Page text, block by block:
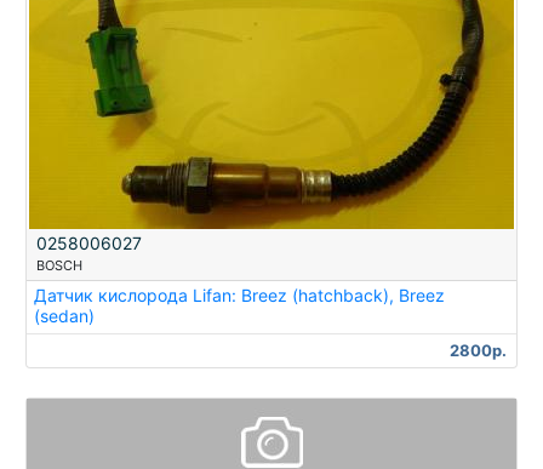
0258006027
BOSCH
Датчик кислорода Lifan: Breez (hatchback), Breez
(sedan)
2800р.